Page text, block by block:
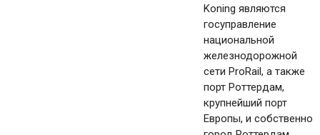
Koning являются
госуправление
национальной
железнодорожной
сети ProRail, а также
порт Роттердам,
крупнейший порт
Европы, и собственно